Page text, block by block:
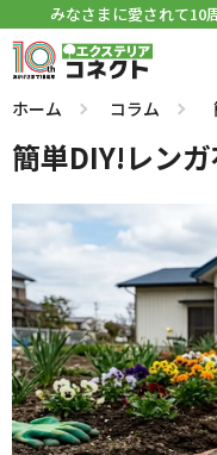
みなさまに愛されて10
ホーム コラム
簡単DIY!レンガ